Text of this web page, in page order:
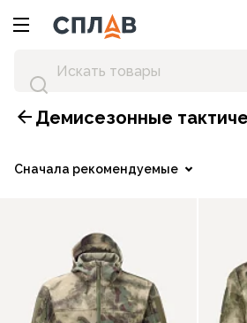
Демисезонные
Сначала рекомендуемые